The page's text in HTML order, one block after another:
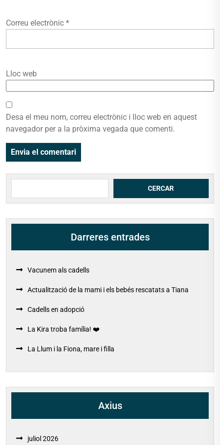
Correu electrònic *
Lloc web
Desa el meu nom, correu electrònic i lloc web en aquest
navegador per a la pròxima vegada que comenti.
CERCAR
Darreres entrades
Vacunem als cadells
Actualització de la mami i els bebés rescatats a Tiana
Cadells en adopció
La Kira troba família! ❤️
La Llum i la Fiona, mare i filla
Axius
juliol 2026